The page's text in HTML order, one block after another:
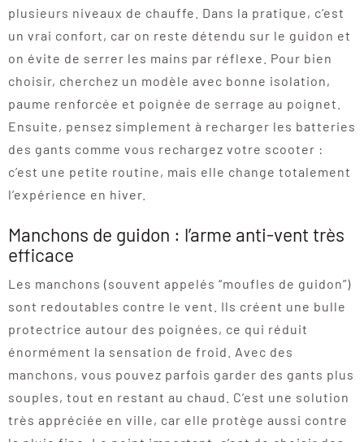
plusieurs niveaux de chauffe. Dans la pratique, c’est
un vrai confort, car on reste détendu sur le guidon et
on évite de serrer les mains par réflexe. Pour bien
choisir, cherchez un modèle avec bonne isolation,
paume renforcée et poignée de serrage au poignet.
Ensuite, pensez simplement à recharger les batteries
des gants comme vous rechargez votre scooter :
c’est une petite routine, mais elle change totalement
l’expérience en hiver.
Manchons de guidon : l’arme anti-vent très
efficace
Les manchons (souvent appelés “moufles de guidon”)
sont redoutables contre le vent. Ils créent une bulle
protectrice autour des poignées, ce qui réduit
énormément la sensation de froid. Avec des
manchons, vous pouvez parfois garder des gants plus
souples, tout en restant au chaud. C’est une solution
très appréciée en ville, car elle protège aussi contre